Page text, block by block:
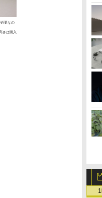
必要なの
さは購入